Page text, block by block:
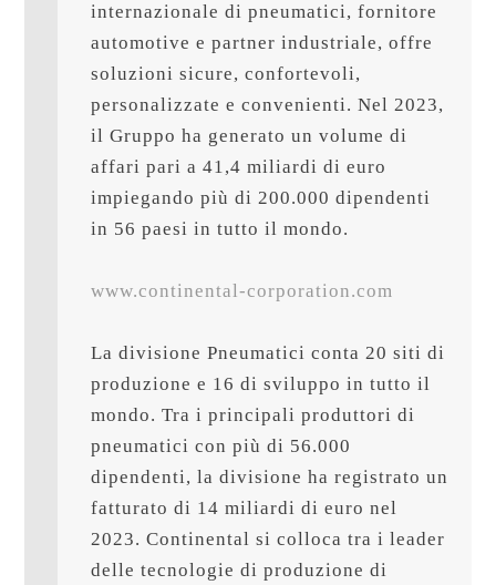
internazionale di pneumatici, fornitore
automotive e partner industriale, offre
soluzioni sicure, confortevoli,
personalizzate e convenienti. Nel 2023,
il Gruppo ha generato un volume di
affari pari a 41,4 miliardi di euro
impiegando più di 200.000 dipendenti
in 56 paesi in tutto il mondo.
www.continental-corporation.com
La divisione Pneumatici conta 20 siti di
produzione e 16 di sviluppo in tutto il
mondo. Tra i principali produttori di
pneumatici con più di 56.000
dipendenti, la divisione ha registrato un
fatturato di 14 miliardi di euro nel
2023. Continental si colloca tra i leader
delle tecnologie di produzione di